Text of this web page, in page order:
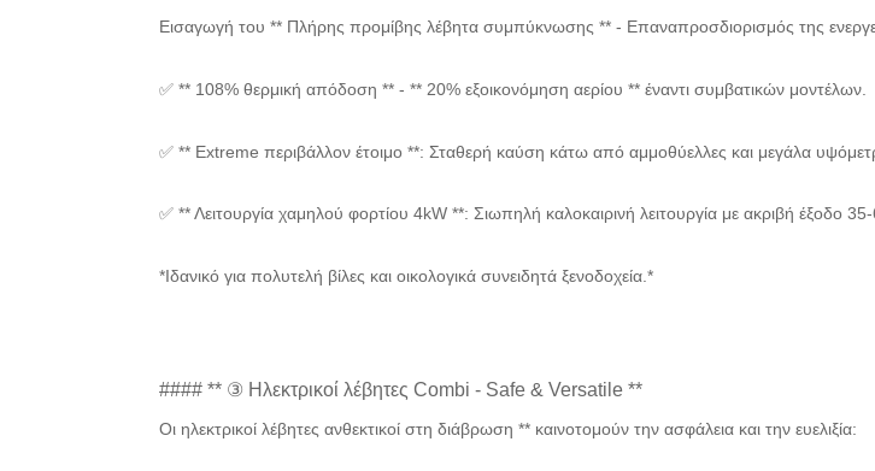
Εισαγωγή του ** Πλήρης προμίβης λέβητα συμπύκνωσης ** - Επαναπροσδιορισμός της
✅ ** 108% θερμική απόδοση ** - ** 20% εξοικονόμηση αερίου ** έναντι συμβατικών μοντέλων.
✅ ** Extreme περιβάλλον έτοιμο **: Σταθερή καύση κάτω από αμμοθύελλες και μεγάλα
✅ ** Λειτουργία χαμηλού φορτίου 4kW **: Σιωπηλή καλοκαιρινή λειτουργία με ακριβή έξοδο
*Ιδανικό για πολυτελή βίλες και οικολογικά συνειδητά ξενοδοχεία.*
#### ** ③ Ηλεκτρικοί λέβητες Combi - Safe & Versatile **
Οι ηλεκτρικοί λέβητες ανθεκτικοί στη διάβρωση ** καινοτομούν την ασφάλεια και την ευελιξία: